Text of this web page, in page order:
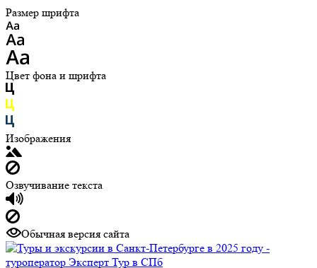
Размер шрифта
Цвет фона и шрифта
Изображения
Озвучивание текста
Обычная версия сайта